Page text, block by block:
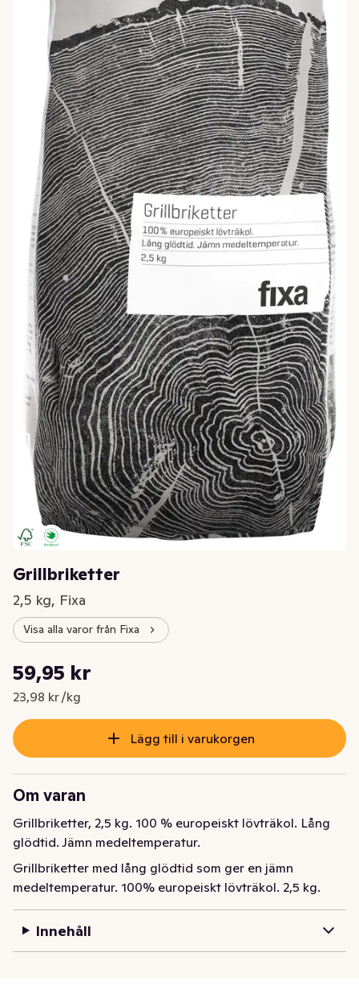
Grillbriketter
2,5 kg, Fixa
Visa alla varor från Fixa
Nuvarande pris är: 59,95 kr
59,95 kr
23,98 kr /kg
Styckpris: 23,98 kr /kg
Lägg till i varukorgen
Om varan
Grillbriketter, 2,5 kg. 100 % europeiskt lövträkol. Lång
glödtid. Jämn medeltemperatur.
Grillbriketter med lång glödtid som ger en jämn
medeltemperatur. 100% europeiskt lövträkol. 2,5 kg.
Innehåll